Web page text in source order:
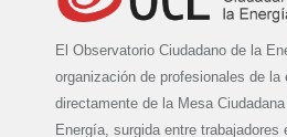
El Observatorio Ciudadano de la
organización de profesionales de la
directamente de la Mesa
Energía, surgida entre